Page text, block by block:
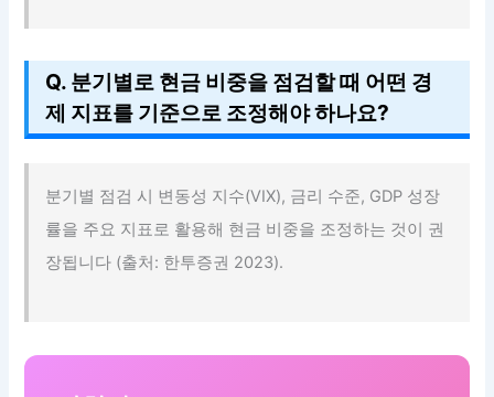
Q. 분기별로 현금 비중을 점검할 때 어떤 경
제 지표를 기준으로 조정해야 하나요?
분기별 점검 시 변동성 지수(VIX), 금리 수준, GDP 성장
률을 주요 지표로 활용해 현금 비중을 조정하는 것이 권
장됩니다 (출처: 한투증권 2023).